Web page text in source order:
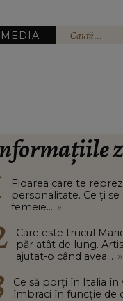
Floarea care te
personalitate. Ce ți
femeie... »
Care este trucul
păr atât de lung.
ajutat-o când avea... »
Ce să porți în Italia în
îmbraci în funcție de